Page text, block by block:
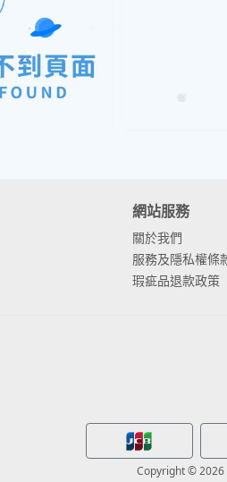
網站服務
關於我們
服務及隱私權條
瑕疵品退款政策
Copyright © 2026